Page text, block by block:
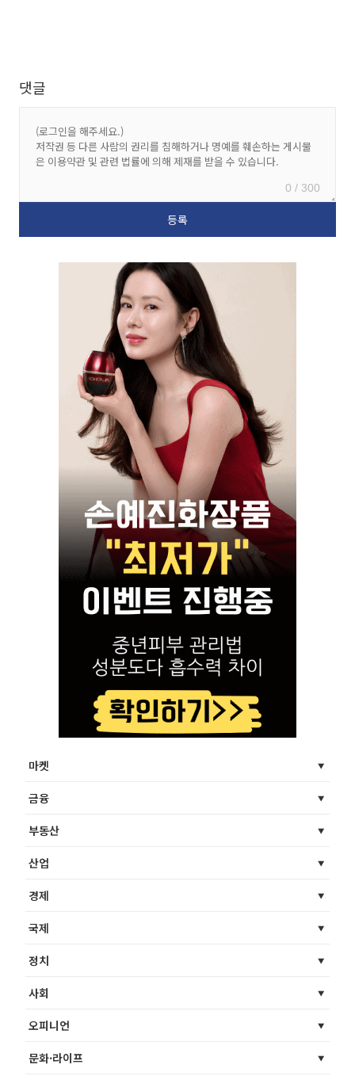
댓글
0 / 300
마켓
금융
부동산
산업
경제
국제
정치
사회
오피니언
문화·라이프